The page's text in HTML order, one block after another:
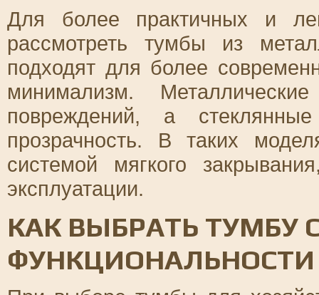
Для более практичных и
рассмотреть тумбы из
подходят для более
минимализм.
повреждений, а
прозрачность. В таких
системой мягкого
эксплуатации.
КАК ВЫБРАТЬ ТУМБУ